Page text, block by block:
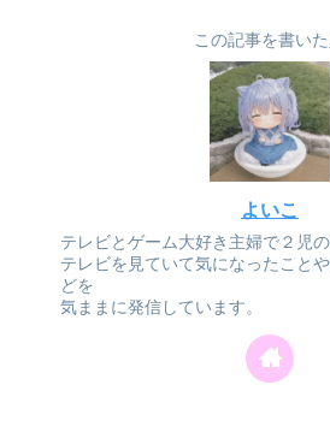
この記事を書いた
よいこ
テレビとゲーム大好き主婦で２児の
テレビを見ていて気になったこと
どを
気ままに発信しています。